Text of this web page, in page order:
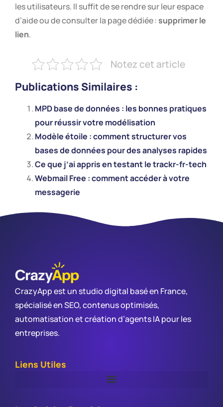
les utilisateurs. Il suffit de se rendre sur leur espace
d’aide ou de consulter la page dédiée : supprimer le
lien.
Notez cet article
Publications Similaires :
MPD base de données : les bonnes pratiques
pour réussir votre modélisation
Modèle étoile : comment structurer vos
bases de données pour des analyses rapides
Ce que j’ai appris en testant le trackr-fr-tech
Webmail Free : comment accéder à votre
messagerie
CrazyApp est un studio digital basé en France,
spécialisé en SEO, contenus optimisés,
automatisation et création d’agents IA pour les
entreprises.
Liens Utiles